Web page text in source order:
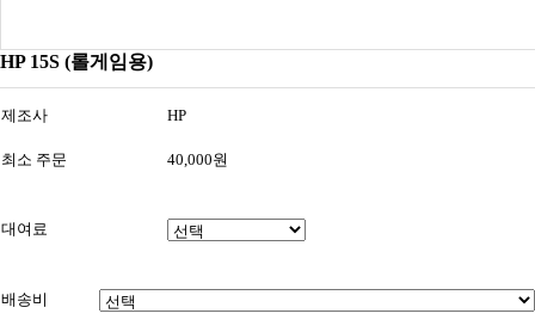
HP 15S (롤게임용)
제조사 HP
최소 주문 40,000원
대여료
배송비